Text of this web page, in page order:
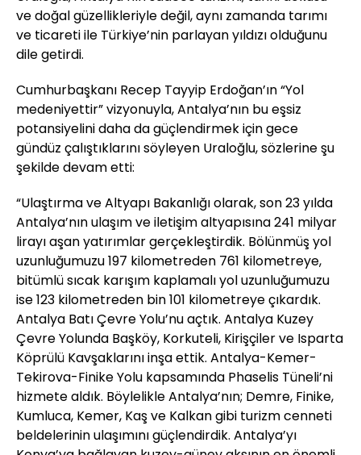
ve doğal güzellikleriyle değil, aynı zamanda tarımı
ve ticareti ile Türkiye’nin parlayan yıldızı olduğunu
dile getirdi.
Cumhurbaşkanı Recep Tayyip Erdoğan’ın “Yol
medeniyettir” vizyonuyla, Antalya’nın bu eşsiz
potansiyelini daha da güçlendirmek için gece
gündüz çalıştıklarını söyleyen Uraloğlu, sözlerine şu
şekilde devam etti:
“Ulaştırma ve Altyapı Bakanlığı olarak, son 23 yılda
Antalya’nın ulaşım ve iletişim altyapısına 241 milyar
lirayı aşan yatırımlar gerçekleştirdik. Bölünmüş yol
uzunluğumuzu 197 kilometreden 761 kilometreye,
bitümlü sıcak karışım kaplamalı yol uzunluğumuzu
ise 123 kilometreden bin 101 kilometreye çıkardık.
Antalya Batı Çevre Yolu’nu açtık. Antalya Kuzey
Çevre Yolunda Başköy, Korkuteli, Kirişçiler ve Isparta
Köprülü Kavşaklarını inşa ettik. Antalya-Kemer-
Tekirova-Finike Yolu kapsamında Phaselis Tüneli’ni
hizmete aldık. Böylelikle Antalya’nın; Demre, Finike,
Kumluca, Kemer, Kaş ve Kalkan gibi turizm cenneti
beldelerinin ulaşımını güçlendirdik. Antalya’yı